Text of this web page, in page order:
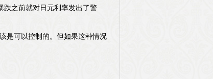
跌之前就对日元利率发出了警
是可以控制的。但如果这种情况